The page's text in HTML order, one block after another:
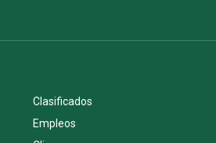
Clasificados
Empleos